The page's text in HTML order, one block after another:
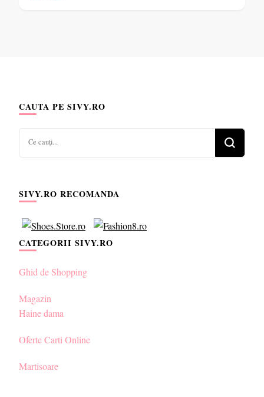
CAUTA PE SIVY.RO
SIVY.RO RECOMANDA
CATEGORII SIVY.RO
Ghid de Shopping
Magazin
Haine dama
Oferte Carti Online
Martisoare